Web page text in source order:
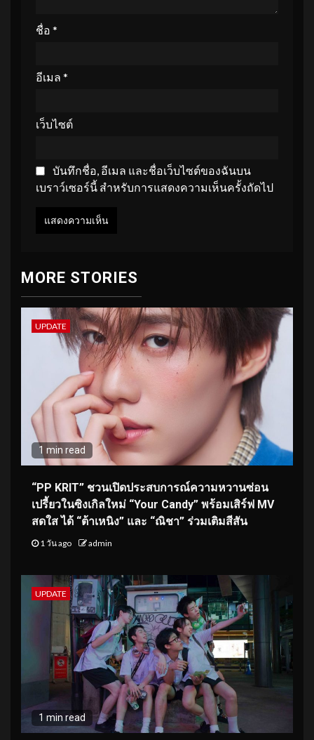
ชื่อ *
อีเมล *
เว็บไซต์
บันทึกชื่อ, อีเมล และชื่อเว็บไซต์ของฉันบน
เบราว์เซอร์นี้ สำหรับการแสดงความเห็นครั้งถัดไป
MORE STORIES
UPDATE
1 min read
“PP KRIT” ชวนเปิดประสบการณ์ความหวานซ่อน
เปรี้ยวในซิงเกิลใหม่ “Your Candy” พร้อมเสิร์ฟ MV
สดใส ได้ “ต้าเหนิง” และ “ณิชา” ร่วมเติมสีสัน
1 วัน ago admin
UPDATE
1 min read